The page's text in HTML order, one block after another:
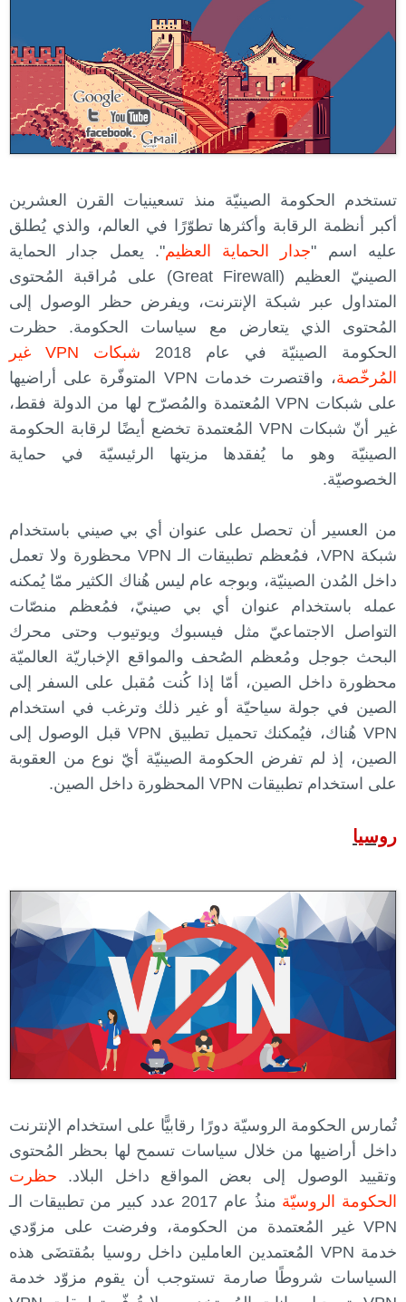
تستخدم الحكومة الصينيّة منذ تسعينيات القرن العشرين
أكبر أنظمة الرقابة وأكثرها تطوّرًا في العالم، والذي يُطلق
عليه اسم "جدار الحماية العظيم". يعمل جدار الحماية
الصينيّ العظيم (Great Firewall) على مُراقبة المُحتوى
المتداول عبر شبكة الإنترنت، ويفرض حظر الوصول إلى
المُحتوى الذي يتعارض مع سياسات الحكومة. حظرت
الحكومة الصينيّة في عام 2018
شبكات VPN غير
المُرخّصة
، واقتصرت خدمات VPN المتوفّرة على أراضيها
على شبكات VPN المُعتمدة والمُصرّح لها من الدولة فقط،
غير أنّ شبكات VPN المُعتمدة تخضع أيضًا لرقابة الحكومة
الصينيّة وهو ما يُفقدها مزيتها الرئيسيّة في حماية
الخصوصيّة.
من العسير أن تحصل على عنوان أي بي صيني باستخدام
شبكة VPN، فمُعظم تطبيقات الـ VPN محظورة ولا تعمل
داخل المُدن الصينيّة، وبوجه عام ليس هُناك الكثير ممّا يُمكنه
عمله باستخدام عنوان أي بي صينيّ، فمُعظم منصّات
التواصل الاجتماعيّ مثل فيسبوك ويوتيوب وحتى محرك
البحث جوجل ومُعظم الصُحف والمواقع الإخباريّة العالميّة
محظورة داخل الصين، أمّا إذا كُنت مُقبل على السفر إلى
الصين في جولة سياحيّة أو غير ذلك وترغب في استخدام
VPN هُناك، فيُمكنك تحميل تطبيق VPN قبل الوصول إلى
الصين، إذ لم تفرض الحكومة الصينيّة أيّ نوع من العقوبة
على استخدام تطبيقات VPN المحظورة داخل الصين.
روسيا
تُمارس الحكومة الروسيّة دورًا رقابيًّا على استخدام الإنترنت
داخل أراضيها من خلال سياسات تسمح لها بحظر المُحتوى
وتقييد الوصول إلى بعض المواقع داخل البلاد. حظرت
الحكومة الروسيّة
منذُ عام 2017 عدد كبير من تطبيقات الـ
VPN غير المُعتمدة من الحكومة، وفرضت على مزوّدي
خدمة VPN المُعتمدين العاملين داخل روسيا بمُقتضَى هذه
السياسات شروطًا صارمة تستوجب أن يقوم مزوّد خدمة